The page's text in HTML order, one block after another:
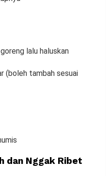
lalu haluskan
(boleh tambah sesuai
dan Nggak Ribet